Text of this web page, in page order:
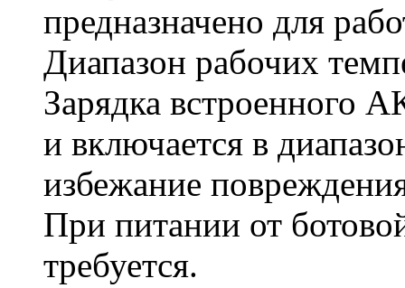
предназначено для
Диапазон рабочих
Зарядка встроенного
и включается в
избежание
При питании от
требуется.